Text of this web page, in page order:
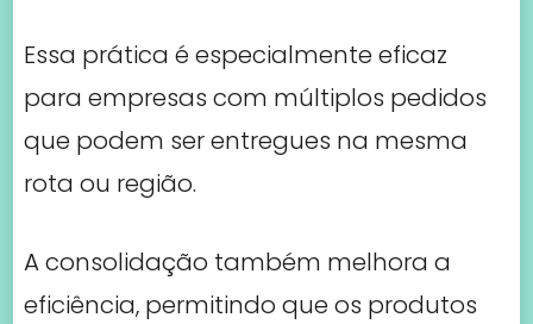
Essa prática é especialmente eficaz
para empresas com múltiplos pedidos
que podem ser entregues na mesma
rota ou região.
A consolidação também melhora a
eficiência, permitindo que os produtos